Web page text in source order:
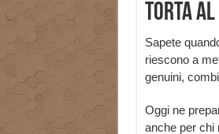
Torta
Sapete
riescono a
genuini,
Oggi ne
anche per chi